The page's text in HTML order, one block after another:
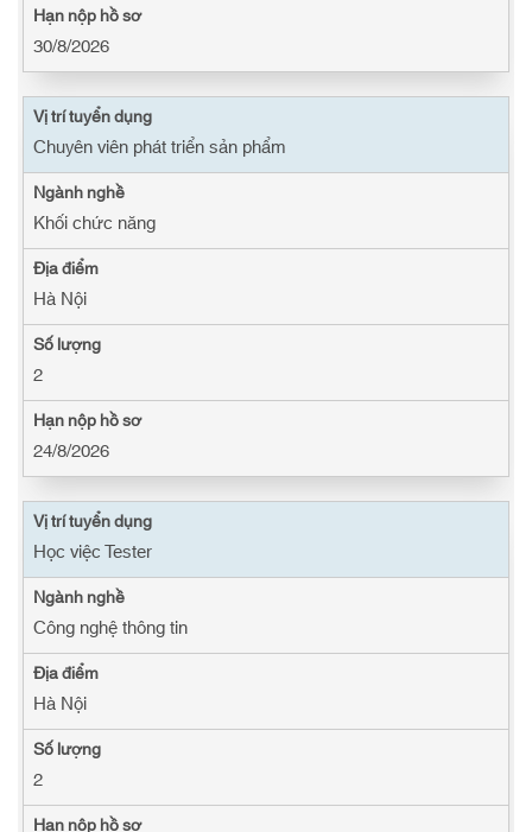
30/8/2026
Chuyên viên phát triển sản phẩm
Khối chức năng
Hà Nội
2
24/8/2026
Học việc Tester
Công nghệ thông tin
Hà Nội
2